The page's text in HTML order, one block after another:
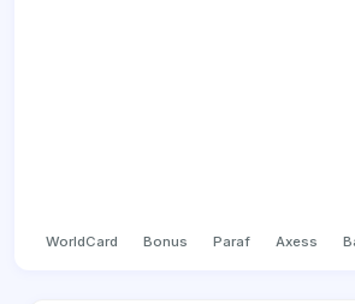
WorldCard Bonus Paraf Axess